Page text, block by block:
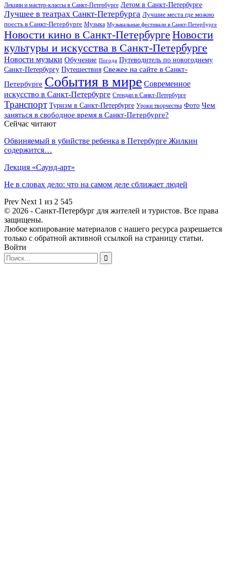
Лекции и мастер-классы в Санкт-Петербурге Летом в Санкт-Петербурге
Лучшее в театрах Санкт-Петербурга Лучшие места где можно
поесть в Санкт-Петербурге Музыка Музыкальные фестивали в Санкт-Петербурге
Новости кино в Санкт-Петербурге Новости
культуры и искусства в Санкт-Петербурге
Новости музыки Обучение Погода Путеводитель по новогоднему
Санкт-Петербургу Путешествия Свежее на сайте в Санкт-
Петербурге События в мире Современное
искусство в Санкт-Петербурге Стендап в Санкт-Петербурге
Транспорт Туризм в Санкт-Петербурге Уроки творчества Фото Чем
заняться в свободное время в Санкт-Петербурге?
Сейчас читают
Обвиняемый в убийстве ребенка в Петербурге Жилкин
содержится…
Лекция «Саунд-арт»
Не в словах дело: что на самом деле сближает людей
Prev Next 1 из 2 545
© 2026 - Санкт-Петербург для жителей и туристов. Все права
защищены.
Любое копирование материалов с нашего ресурса разрешается
только с обратной активной ссылкой на страницу статьи.
Войти